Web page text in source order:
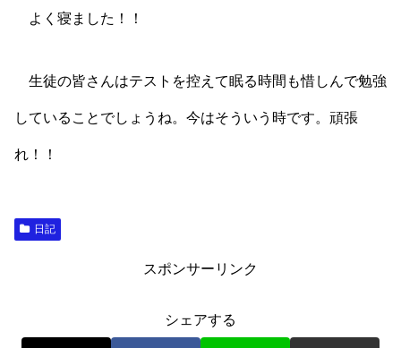
よく寝ました！！
生徒の皆さんはテストを控えて眠る時間も惜しんで勉強
していることでしょうね。今はそういう時です。頑張
れ！！
日記
スポンサーリンク
シェアする